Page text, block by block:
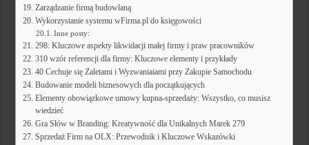
Zarządzanie firmą budowlaną
Wykorzystanie systemu wFirma.pl do księgowości
Inne posty:
298: Kluczowe aspekty likwidacji małej firmy i praw pracowników
310 wzór referencji dla firmy: Kluczowe elementy i przykłady
40 Cechuje się Zaletami i Wyzwaniaiami przy Zakupie Samochodu
Budowanie modeli biznesowych dla początkujących
Elementy obowiązkowe umowy kupna-sprzedaży: Wszystko, co musisz
wiedzieć
Gra Słów w Branding: Kreatywność dla Unikalnych Marek 279
Sprzedaż Firm na OLX: Przewodnik i Kluczowe Wskazówki